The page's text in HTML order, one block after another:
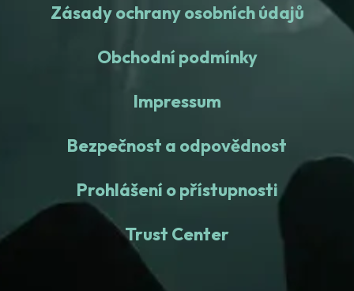
Zásady ochrany osobních údajů
Obchodní podmínky
Impressum
Bezpečnost a odpovědnost
Prohlášení o přístupnosti
Trust Center